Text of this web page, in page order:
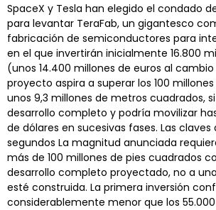
SpaceX y Tesla han elegido el condado
para levantar TeraFab, un gigantesco
fabricación de semiconductores para
en el que invertirán inicialmente 16.800
(unos 14.400 millones de euros al
proyecto aspira a superar los 100
unos 9,3 millones de metros cuadrados,
desarrollo completo y podría movilizar
de dólares en sucesivas fases. Las claves
segundos La magnitud anunciada
más de 100 millones de pies cuadrados
desarrollo completo proyectado, no a
esté construida. La primera inversión
considerablemente menor que los